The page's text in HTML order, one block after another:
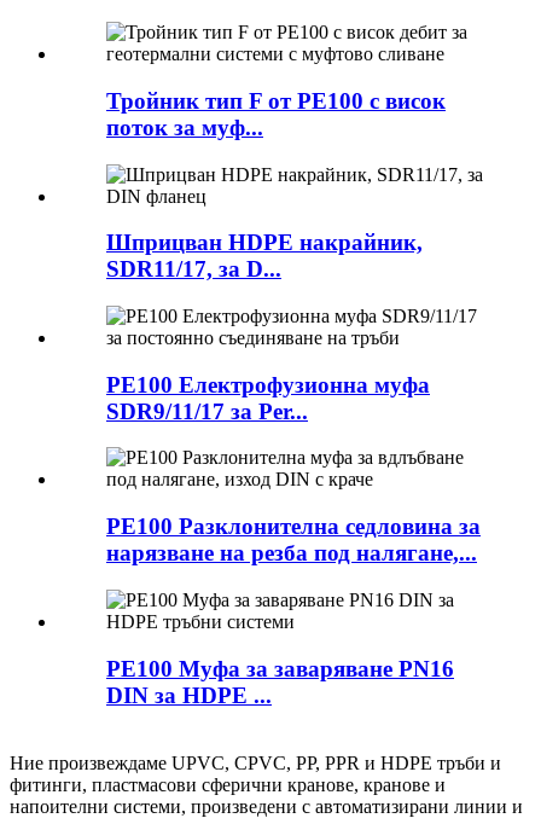
Тройник тип F от PE100 с висок
поток за муф...
Шприцван HDPE накрайник,
SDR11/17, за D...
PE100 Електрофузионна муфа
SDR9/11/17 за Per...
PE100 Разклонителна седловина за
нарязване на резба под налягане,...
PE100 Муфа за заваряване PN16
DIN за HDPE ...
Ние произвеждаме UPVC, CPVC, PP, PPR и HDPE тръби и
фитинги, пластмасови сферични кранове, кранове и
напоителни системи, произведени с автоматизирани линии и